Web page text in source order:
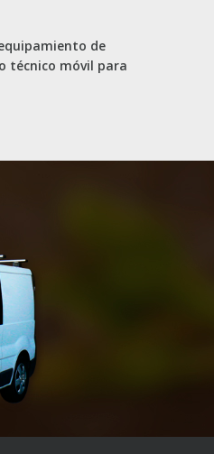
de
técnico móvil para